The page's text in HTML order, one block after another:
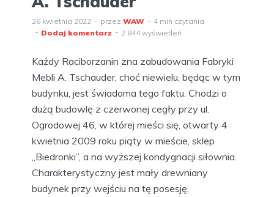
26 kwietnia 2022 przez WAW
4 min czytania
Dodaj komentarz
2 844 wyświetleń
Każdy Raciborzanin zna zabudowania Fabryki
Mebli A. Tschauder, choć niewielu, będąc w tym
budynku, jest świadoma tego faktu. Chodzi o
dużą budowlę z czerwonej cegły przy ul.
Ogrodowej 46, w której mieści się, otwarty 4
kwietnia 2009 roku piąty w mieście, sklep
„Biedronki”, a na wyższej kondygnacji siłownia.
Charakterystyczny jest mały drewniany
budynek przy wejściu na tę posesję,